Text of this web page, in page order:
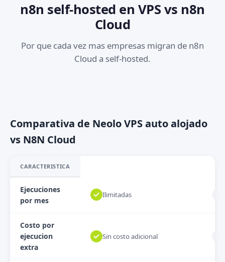
n8n self-hosted en VPS vs n8n
Cloud
Por que cada vez mas empresas migran de n8n
Cloud a self-hosted.
Comparativa de Neolo VPS auto alojado
vs N8N Cloud
CARACTERISTICA
Ejecuciones
por mes
Ilimitadas
Costo por
ejecucion
extra
Sin costo adicional